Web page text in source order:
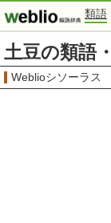
類語
土豆の類語
Weblioシソーラス